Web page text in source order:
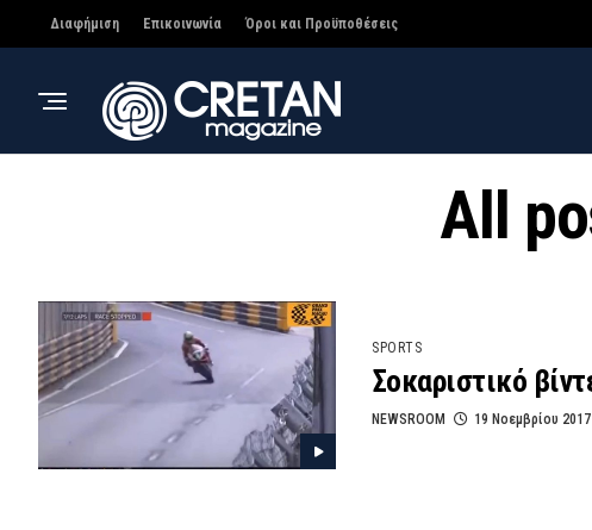
Διαφήμιση Επικοινωνία Όροι και Προϋποθέσεις
All
SPORTS
Σοκαριστικό
NEWSROOM 19 Νοεμβρίου 2017